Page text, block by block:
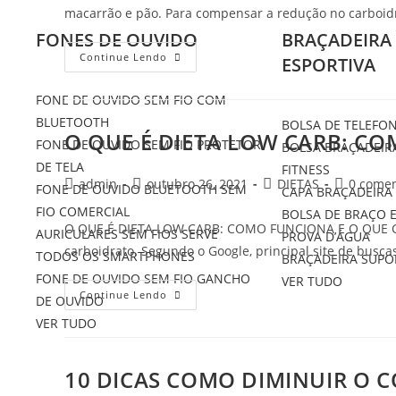
FONES DE OUVIDO
FONE DE OUVIDO SEM FIO COM
BLUETOOTH
FONE DE OUVIDO SEM FIO PROTETOR
DE TELA
FONE DE OUVIDO BLUETOOTH SEM
FIO COMERCIAL
AURICULARES SEM FIOS SERVE
TODOS OS SMARTPHONES
FONE DE OUVIDO SEM FIO GANCHO
DE OUVIDO
VER TUDO
ESPORTIVA
BOLSA DE
BOLSA
FITNESS
CAPA BRAÇADEIRA
BOLSA DE BRAÇO
PROVA D’ÁGUA
BRAÇADEIRA
VER TUDO
macarrão e pão. Para compensar a redução no
Continue Lendo
O QUE É DIETA LOW CARB:
admin outubro 26, 2021 DIETAS 0
O QUE É DIETA LOW CARB: COMO FUNCIONA E O
carboidrato. Segundo o Google, principal site de
Continue Lendo
10 DICAS COMO DIMINUIR O